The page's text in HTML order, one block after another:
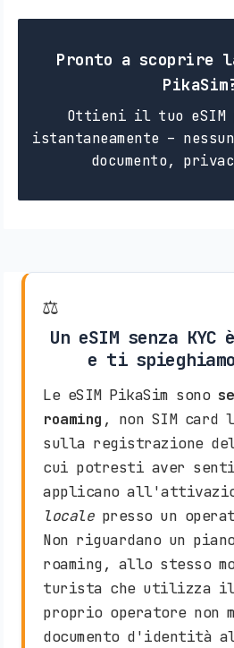
Pronto a scoprire
Ottieni il tuo eSIM
istantaneamente –
documento,
⚖️
Un eSIM senza
e ti
Le eSIM PikaSim sono
roaming , non SIM
sulla registrazione
cui potresti aver
applicano
localepresso un
Non riguardano un
roaming, allo stesso
turista che utilizza il
proprio operatore non
documento d'identità